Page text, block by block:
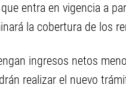
entra en vigencia a
la cobertura de los
ingresos netos
realizar el nuevo